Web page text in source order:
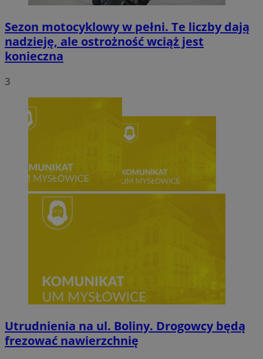
Sezon motocyklowy w pełni. Te liczby dają
nadzieję, ale ostrożność wciąż jest
konieczna
3
Utrudnienia na ul. Boliny. Drogowcy będą
frezować nawierzchnię